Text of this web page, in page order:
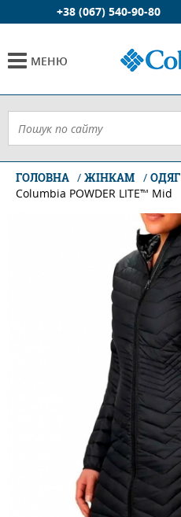
+38 (067) 540-90-80
МЕНЮ
ГОЛОВНА ЖІНКАМ ОДЯГ
Columbia POWDER LITE™ Mid